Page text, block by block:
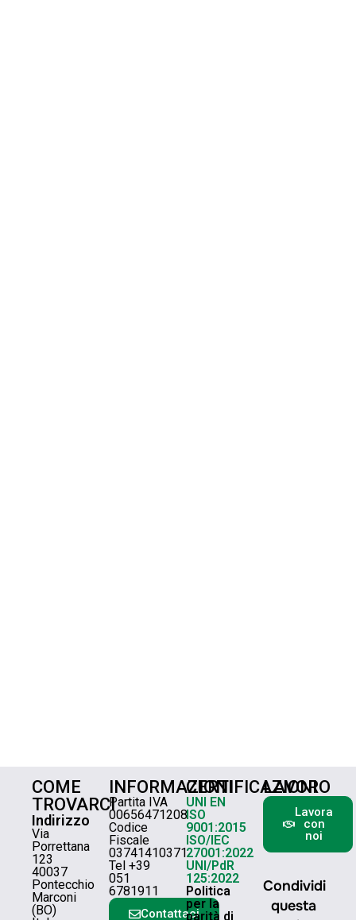
COME
TROVARCI
Indirizzo
Via
Porrettana
123
40037
Pontecchio
Marconi
(BO)
INFORMAZIONI
Partita IVA
00656471208
Codice
Fiscale
03741410371
Tel +39
051
6781911
Contattaci
CERTIFICAZIONI
UNI EN
ISO
9001:2015
ISO/IEC
27001:2022
UNI/PdR
125:2022
Politica
per la
parità di
LAVORO
Lavora
con
noi
Condividi
questa